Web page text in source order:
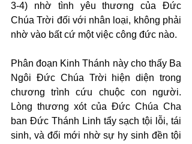
3-4) nhờ tình yêu thương của Đức
Chúa Trời đối với nhân loại, không phải
nhờ vào bất cứ một việc công đức nào.
Phân đoạn Kinh Thánh này cho thấy Ba
Ngôi Đức Chúa Trời hiện diện trong
chương trình cứu chuộc con người.
Lòng thương xót của Đức Chúa Cha
ban Đức Thánh Linh tẩy sạch tội lỗi, tái
sinh, và đổi mới nhờ sự hy sinh đền tội